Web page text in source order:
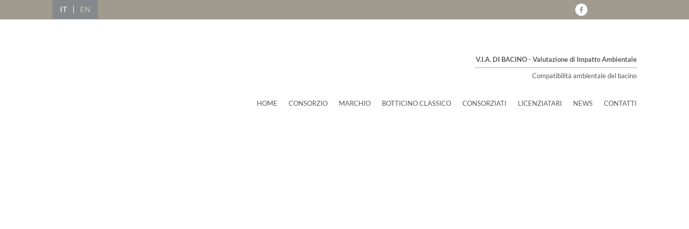
IT EN
V.I.A. DI BACINO - Valutazione di Impatto Ambientale
Compatibilità ambientale del bacino
HOME CONSORZIO MARCHIO BOTTICINO CLASSICO CONSORZIATI LICENZIATARI NEWS CONTATTI